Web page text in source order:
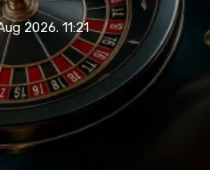
2026. 11:21